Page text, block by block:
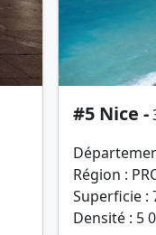
#5 Nice -
Région :
Superficie :
Densité : 5